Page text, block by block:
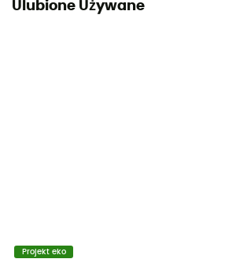
Ulubione Używane
Projekt eko